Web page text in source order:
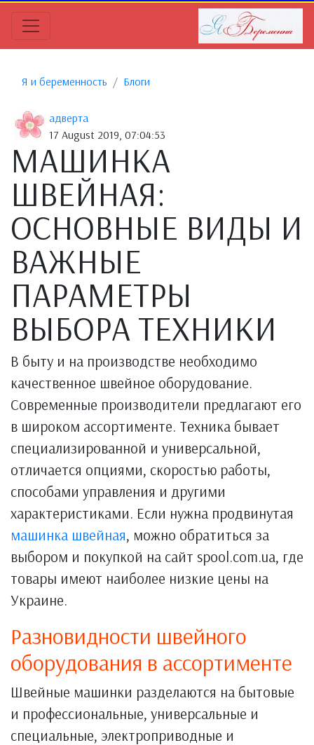
Я и беременность Блоги
адверта
17 August 2019, 07:04:53
МАШИНКА
ШВЕЙНАЯ:
ОСНОВНЫЕ ВИДЫ И
ВАЖНЫЕ
ПАРАМЕТРЫ
ВЫБОРА ТЕХНИКИ
В быту и на производстве необходимо
качественное швейное оборудование.
Современные производители предлагают его
в широком ассортименте. Техника бывает
специализированной и универсальной,
отличается опциями, скоростью работы,
способами управления и другими
характеристиками. Если нужна продвинутая
машинка швейная, можно обратиться за
выбором и покупкой на сайт spool.com.ua, где
товары имеют наиболее низкие цены на
Украине.
Разновидности швейного
оборудования в ассортименте
Швейные машинки разделаются на бытовые
и профессиональные, универсальные и
специальные, электроприводные и